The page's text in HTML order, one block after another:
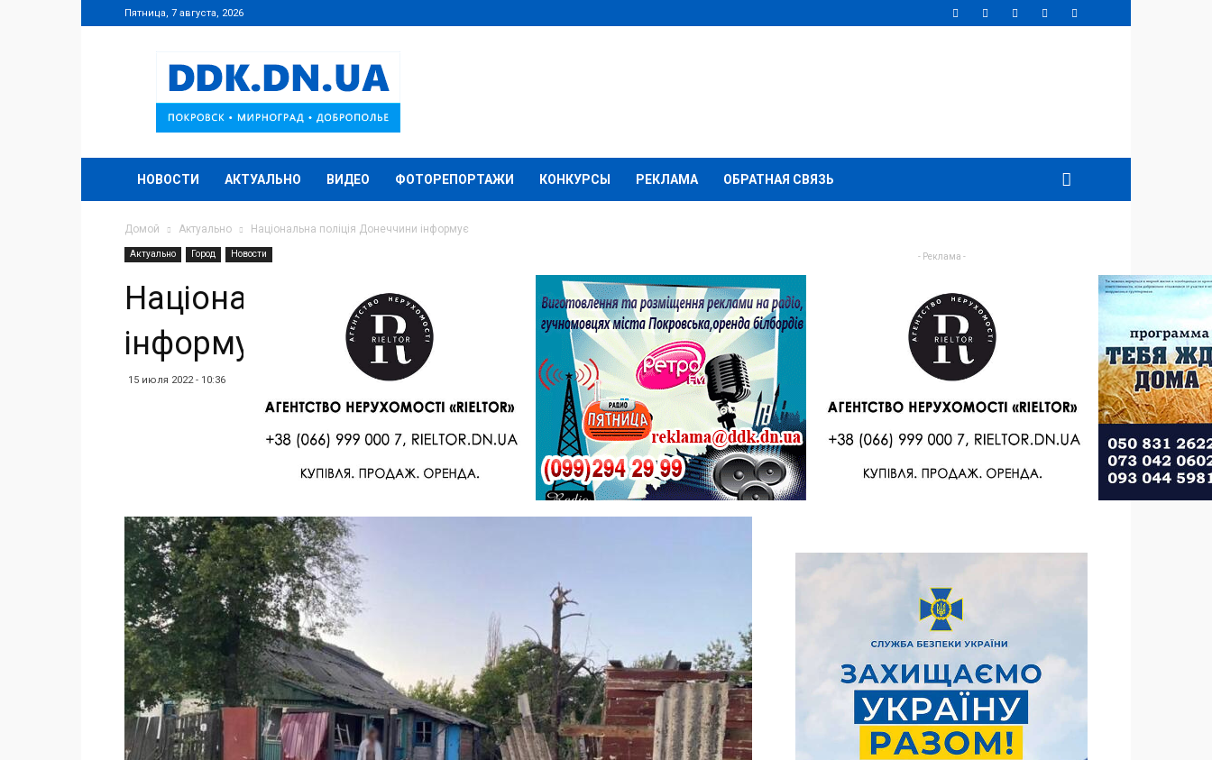
Пятница, 7 августа, 2026
DDK.DN.UA
НОВОСТИ АКТУАЛЬНО ВИДЕО ФОТОРЕПОРТАЖИ КОНКУРСЫ РЕКЛАМА ОБРАТНАЯ СВЯЗЬ
Домой Актуально Національна поліція Донеччини інформує
Актуально Город Новости
Національна поліція Донеччини
інформує
15 июля 2022 - 10:36
- Реклама -